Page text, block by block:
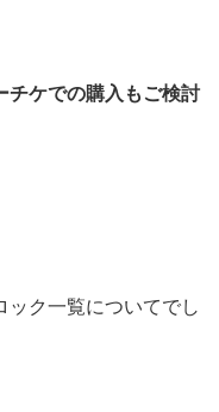
チケでの購入もご検討
ック一覧についてでし